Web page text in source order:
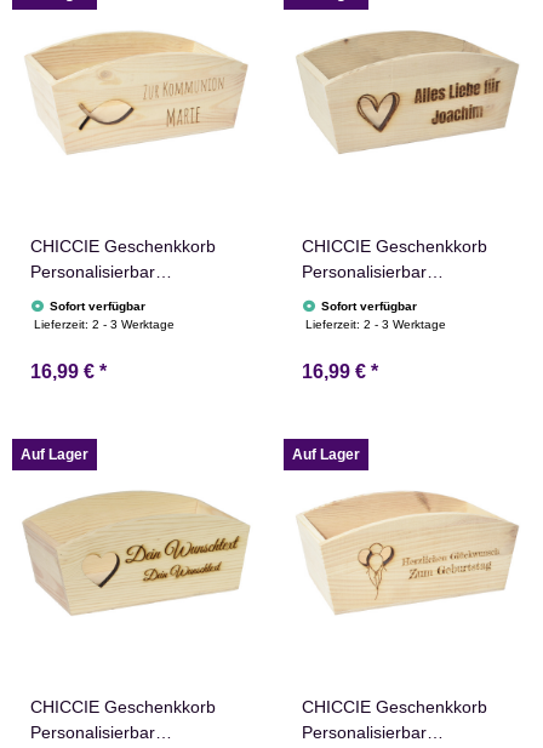
CHICCIE Geschenkkorb
Personalisierbar
Wunschtext mit Fisch
24x13x8cm Abgerundet
Geschenkidee Holzkiste
Sofort verfügbar
Lieferzeit:2 - 3 Werktage
16,99 € *
CHICCIE Geschenkkorb
Personalisierbar
Wunschtext mit Herz
24x13x8cm Abgerundet
Geschenkidee Holzkiste
Personalisierung
Sofort verfügbar
Lieferzeit:2 - 3 Werktage
16,99 € *
Auf Lager
CHICCIE Geschenkkorb
Personalisierbar
Auf Lager
CHICCIE Geschenkkorb
Personalisierbar